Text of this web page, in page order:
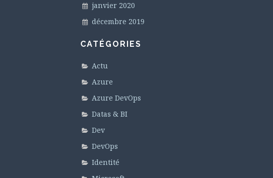
janvier 2020
décembre 2019
CATÉGORIES
Actu
Azure
Azure DevOps
Datas & BI
Dev
DevOps
Identité